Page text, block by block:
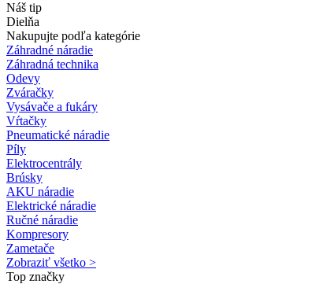
Náš tip
Dielňa
Nakupujte podľa kategórie
Záhradné náradie
Záhradná technika
Odevy
Zváračky
Vysávače a fukáry
Vŕtačky
Pneumatické náradie
Píly
Elektrocentrály
Brúsky
AKU náradie
Elektrické náradie
Ručné náradie
Kompresory
Zametače
Zobraziť všetko >
Top značky